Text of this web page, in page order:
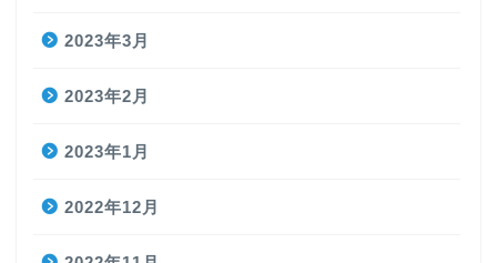
2023年3月
2023年2月
2023年1月
2022年12月